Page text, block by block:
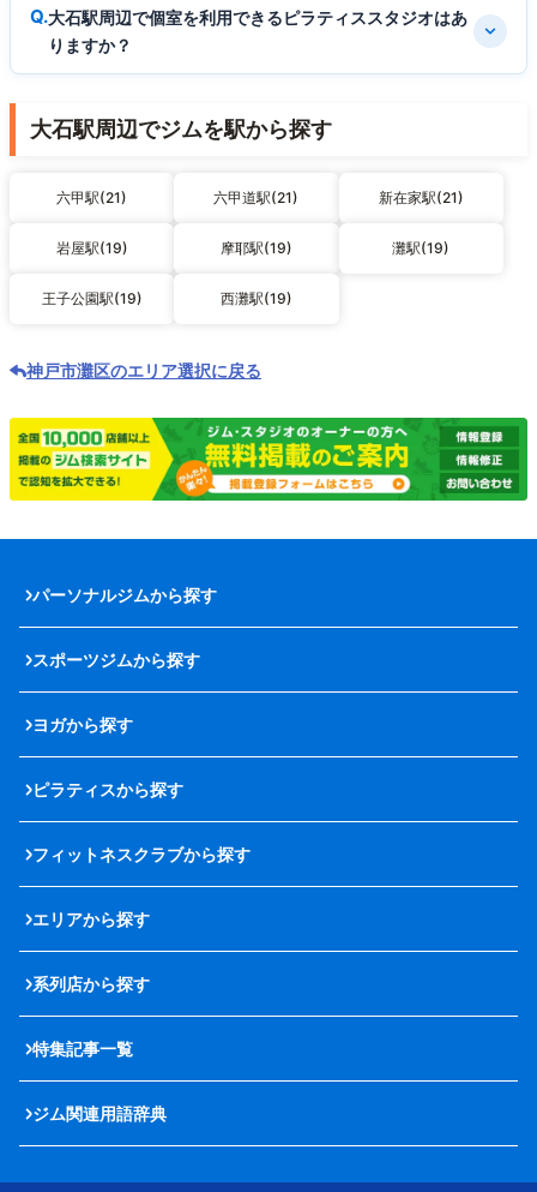
大石駅周辺で個室を利用できるピラティススタジオはあ
りますか？
大石駅周辺でジムを駅から探す
六甲駅(21) 六甲道駅(21) 新在家駅(21)
岩屋駅(19) 摩耶駅(19) 灘駅(19)
王子公園駅(19) 西灘駅(19)
神戸市灘区のエリア選択に戻る
パーソナルジムから探す
スポーツジムから探す
ヨガから探す
ピラティスから探す
フィットネスクラブから探す
エリアから探す
系列店から探す
特集記事一覧
ジム関連用語辞典